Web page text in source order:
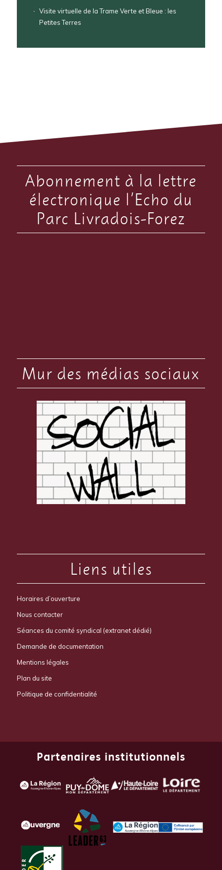
Visite virtuelle de la Trame Verte et Bleue : les
Petites Terres
Abonnement à la lettre
électronique l’Echo du
Parc Livradois-Forez
Mur des médias sociaux
Liens utiles
Horaires d’ouverture
Nous contacter
Séances du comité syndical (extranet dédié)
Demande de documentation
Mentions légales
Plan du site
Politique de confidentialité
Partenaires institutionnels